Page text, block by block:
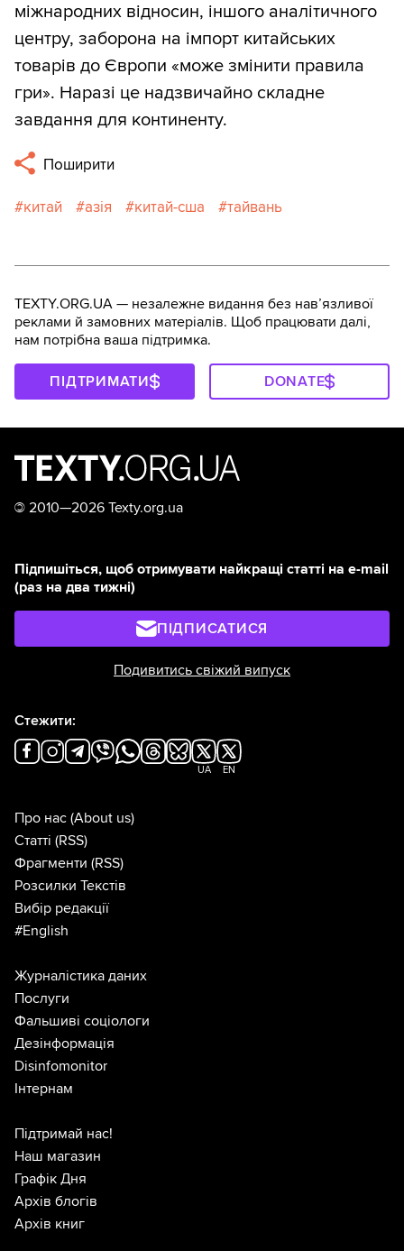
міжнародних відносин, іншого аналітичного
центру, заборона на імпорт китайських
товарів до Європи «може змінити правила
гри». Наразі це надзвичайно складне
завдання для континенту.
Поширити
китай азія китай-сша тайвань
TEXTY.ORG.UA — незалежне видання без навʼязливої
реклами й замовних матеріалів. Щоб працювати далі,
нам потрібна ваша підтримка.
ПІДТРИМАТИ DONATE
© 2010—2026 Texty.org.ua
Підпишіться, щоб отримувати найкращі статті на e-mail
(раз на два тижні)
ПІДПИСАТИСЯ
Подивитись свіжий випуск
Стежити:
UA EN
Про нас (About us)
Статті (RSS)
Фрагменти (RSS)
Розсилки Текстів
Вибір редакції
#English
Журналістика даних
Послуги
Фальшиві соціологи
Дезінформація
Disinfomonitor
Інтернам
Підтримай нас!
Наш магазин
Графік Дня
Архів блогів
Архів книг